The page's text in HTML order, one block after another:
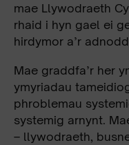
mae Llywodraeth
rhaid i hyn gael ei
hirdymor a’r
Mae graddfa’r her
ymyriadau
phroblemau
systemig arnynt.
– llywodraeth,